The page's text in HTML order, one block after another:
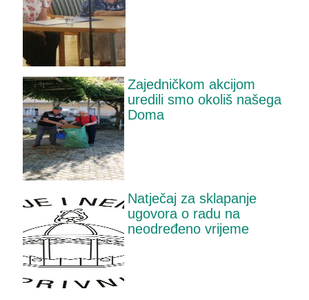
Zajedničkom akcijom
uredili smo okoliš našega
Doma
Natječaj za sklapanje
ugovora o radu na
neodređeno vrijeme